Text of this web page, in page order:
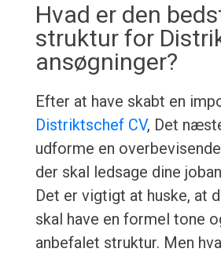
Hvad er den
struktur for
ansøgninger?
Efter at have skabt en
Distriktschef CV, Det
udforme en
der skal ledsage dine
Det er vigtigt at huske, at
skal have en formel tone
anbefalet struktur. Men